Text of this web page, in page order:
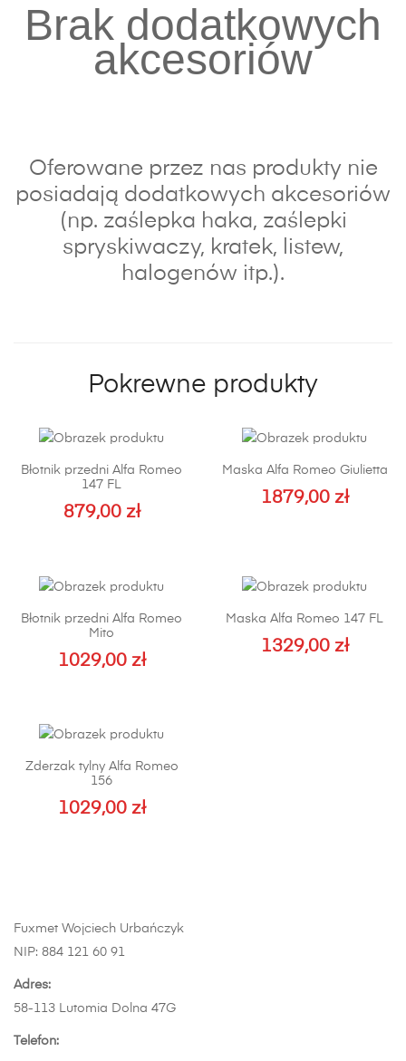
Brak dodatkowych
akcesoriów
Oferowane przez nas produkty nie
posiadają dodatkowych akcesoriów
(np. zaślepka haka, zaślepki
spryskiwaczy, kratek, listew,
halogenów itp.).
Pokrewne produkty
Błotnik przedni Alfa Romeo
147 FL
879,00 zł
ma
wariantów.
można
stronie
Maska Alfa Romeo Giulietta
1879,00 zł
Błotnik przedni Alfa Romeo
Mito
1029,00 zł
ma
wariantów.
można
Maska Alfa Romeo 147 FL
1329,00 zł
Zderzak tylny Alfa Romeo
156
1029,00 zł
Fuxmet Wojciech Urbańczyk
NIP: 884 121 60 91
Adres:
58-113 Lutomia Dolna 47G
Telefon: